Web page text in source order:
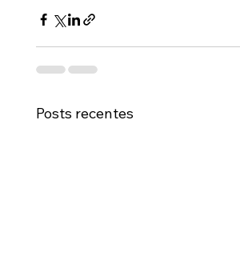
Posts recentes